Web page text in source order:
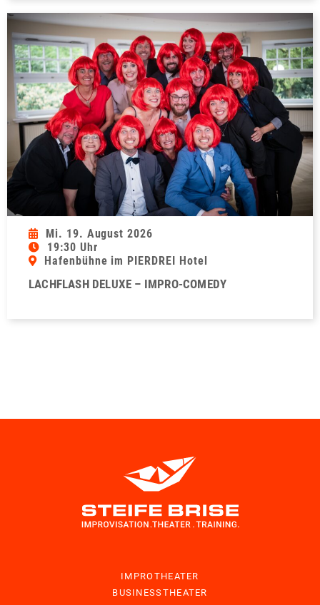
Mi. 19. August 2026
19:30 Uhr
Hafenbühne im PIERDREI Hotel
LACHFLASH DELUXE – IMPRO-COMEDY
IMPROTHEATER
BUSINESSTHEATER